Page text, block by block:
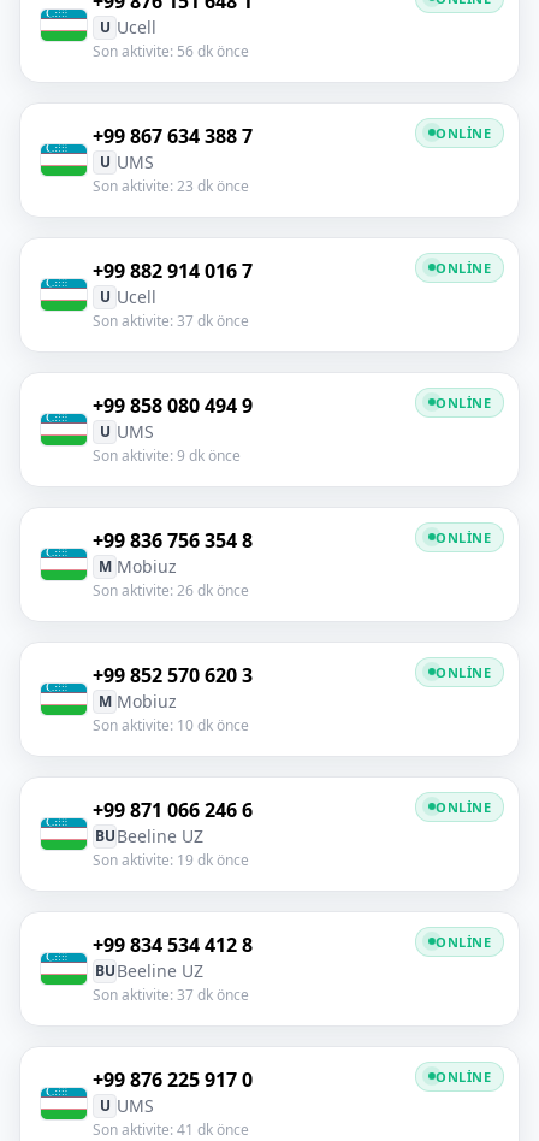
U Ucell
Son aktivite: 56 dk önce
+99 867 634 388 7
U UMS
Son aktivite: 23 dk önce
ONLINE
+99 882 914 016 7
U Ucell
Son aktivite: 37 dk önce
ONLINE
+99 858 080 494 9
U UMS
Son aktivite: 9 dk önce
ONLINE
+99 836 756 354 8
M Mobiuz
Son aktivite: 26 dk önce
ONLINE
+99 852 570 620 3
M Mobiuz
Son aktivite: 10 dk önce
ONLINE
+99 871 066 246 6
BUBeeline UZ
Son aktivite: 19 dk önce
ONLINE
+99 834 534 412 8
BUBeeline UZ
Son aktivite: 37 dk önce
ONLINE
+99 876 225 917 0
U UMS
Son aktivite: 41 dk önce
ONLINE